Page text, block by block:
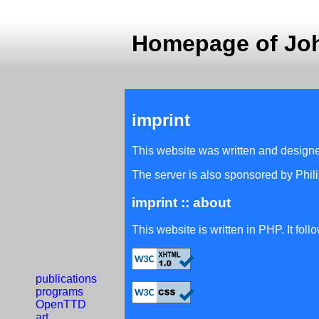
Homepage of
publications
programs
OpenTTD
imprint
This website was written and
The server is also sponsored by
imprint :: about
This website is written in PHP. It